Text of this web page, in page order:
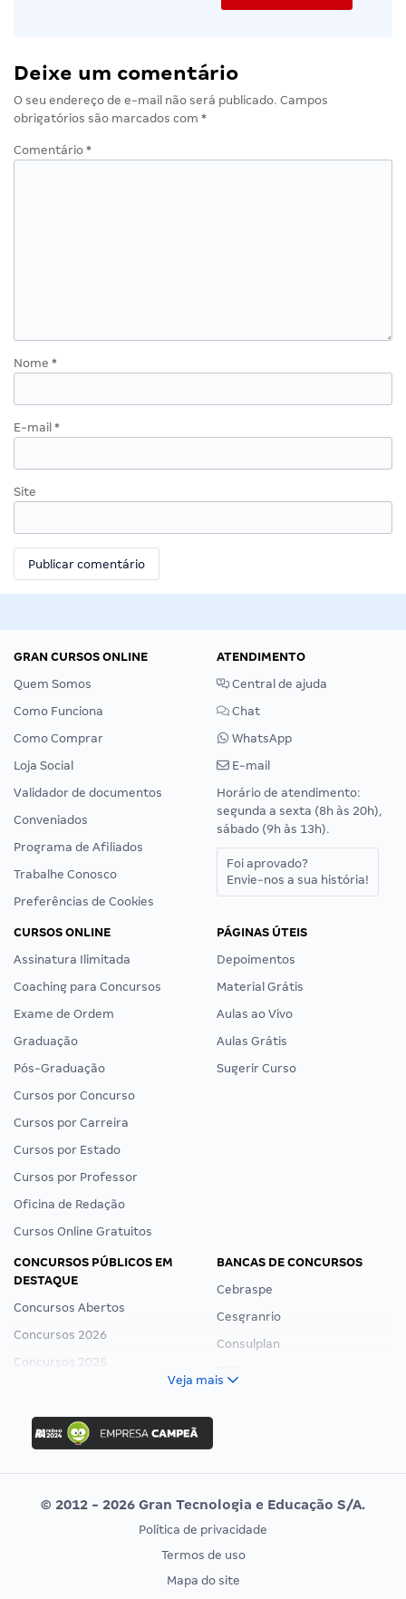
Deixe um comentário
O seu endereço de e-mail não será publicado. Campos
obrigatórios são marcados com *
Comentário *
Nome *
E-mail *
Site
GRAN CURSOS ONLINE
Quem Somos
Como Funciona
Como Comprar
Loja Social
Validador de documentos
Conveniados
Programa de Afiliados
Trabalhe Conosco
Preferências de Cookies
ATENDIMENTO
Central de ajuda
Chat
WhatsApp
E-mail
Horário de atendimento:
segunda a sexta (8h às 20h),
sábado (9h às 13h).
Foi aprovado?
Envie-nos a sua história!
CURSOS ONLINE
Assinatura Ilimitada
Coaching para Concursos
Exame de Ordem
Graduação
Pós-Graduação
Cursos por Concurso
Cursos por Carreira
Cursos por Estado
Cursos por Professor
Oficina de Redação
Cursos Online Gratuitos
PÁGINAS ÚTEIS
Depoimentos
Material Grátis
Aulas ao Vivo
Aulas Grátis
Sugerir Curso
CONCURSOS PÚBLICOS EM
DESTAQUE
Concursos Abertos
Concursos 2026
Concursos 2025
Concurso Ibama
Concurso MPU
Editais publicados
BANCAS DE CONCURSOS
Cebraspe
Cesgranrio
Consulplan
Vunesp
CONCURSOS POR PROFISSÃO
EXAME DE ORDEM
Veja mais
© 2012 - 2026 Gran Tecnologia e Educação S/A.
Política de privacidade
Termos de uso
Mapa do site